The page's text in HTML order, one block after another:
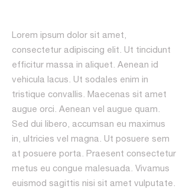
Lorem ipsum dolor sit amet,
consectetur adipiscing elit. Ut tincidunt
efficitur massa in aliquet. Aenean id
vehicula lacus. Ut sodales enim in
tristique convallis. Maecenas sit amet
augue orci. Aenean vel augue quam.
Sed dui libero, accumsan eu maximus
in, ultricies vel magna. Ut posuere sem
at posuere porta. Praesent consectetur
metus eu congue malesuada. Vivamus
euismod sagittis nisi sit amet vulputate.